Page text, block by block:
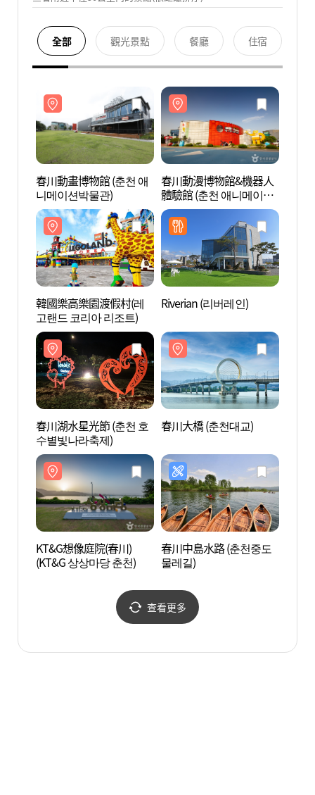
全部 觀光景點 餐廳 住宿
春川動畫博物館 (춘천 애
니메이션박물관)
春川動漫博物館&機器人
體驗館 (춘천 애니메이션
박물관&토이로봇관)
韓國樂高樂園渡假村(레
고랜드 코리아 리조트)
Riverian (리버레인)
春川湖水星光節 (춘천 호
수별빛나라축제)
春川大橋 (춘천대교)
KT&G想像庭院(春川)
(KT&G 상상마당 춘천)
春川中島水路 (춘천중도
물레길)
查看更多